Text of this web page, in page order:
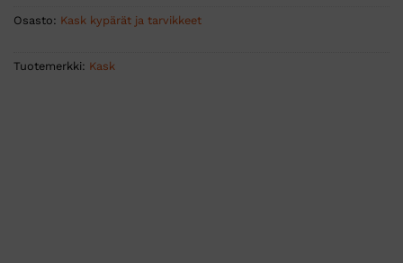
Osasto: Kask kypärät ja tarvikkeet
Tuotemerkki: Kask